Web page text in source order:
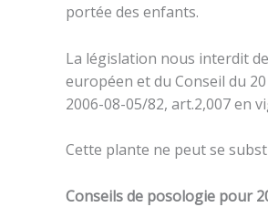
portée des enfants.
La législation nous interdit
européen et du Conseil du
2006-08-05/82, art.2,007 en
Cette plante ne peut se
Conseils de posologie pour